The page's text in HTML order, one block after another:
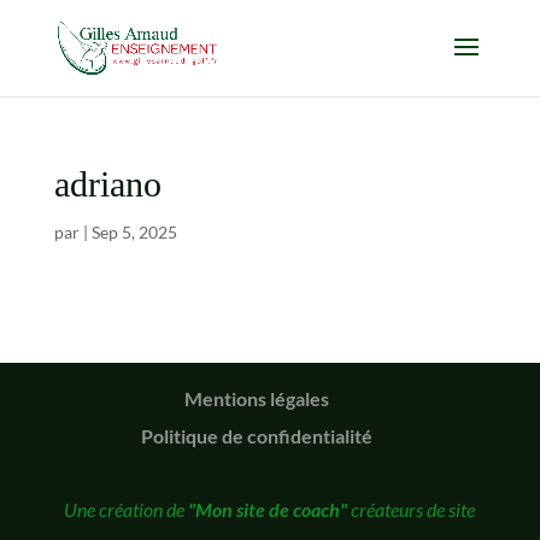
adriano
par | Sep 5, 2025
Mentions légales
Politique de confidentialité
Une création de "Mon site de coach"créateurs de site